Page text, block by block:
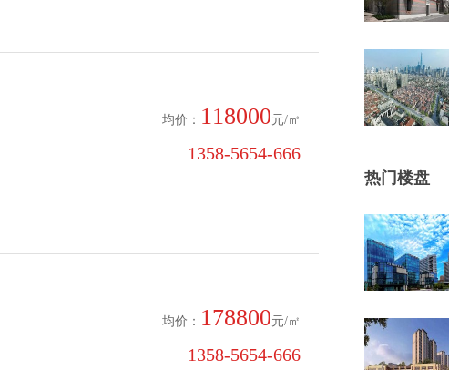
均价： 118000元/㎡
1358-5654-666‬
均价： 178800元/㎡
1358-5654-666‬
热门楼盘